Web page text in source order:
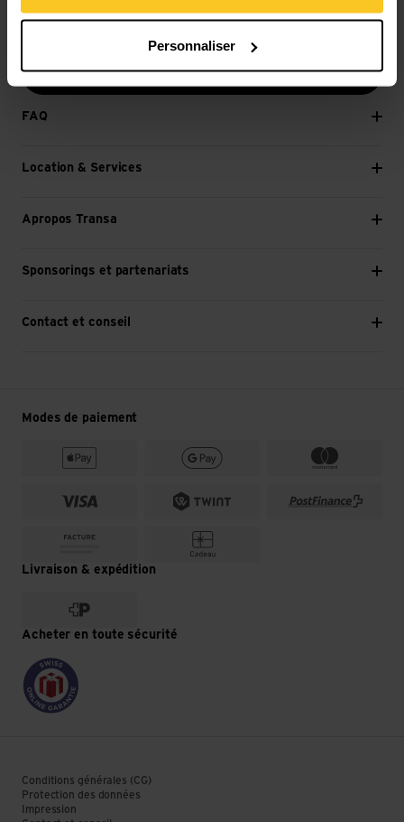
Personnaliser
Continuer
FAQ
Location & Services
Apropos Transa
Sponsorings et partenariats
Contact et conseil
Modes de paiement
Livraison & expédition
Acheter en toute sécurité
Conditions générales (CG)
Protection des données
Impression